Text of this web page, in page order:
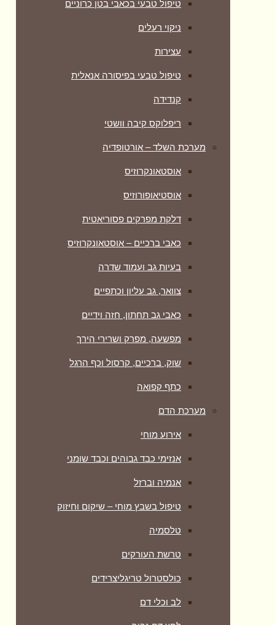
טיפול טבעי בכאבי בטן כרוניים
ניקוי רעלים
עצירות
טיפול טבעי בפיסורה אנאלית
קנדידה
ריפלוקס קיבה וושטי
מערכת השלד – אורטופדיה
אוסטאונקרוזיס
אוסטיאופורוזיס
דלקת מפרקים פסוריאטית
כאבי ברכיים – אוסטאונקרוזיס
בעיות גב ועמוד שדרה
צוואר, גב עליון וכתפיים
כאבי גב תחתון, חזה וידיים
מפשעה, מפרק ושרירי הירך
שוק, ברכיים, קרסול וכף הרגל
כתף קפואה
מערכת הדם
אירוע מוחי
אנזימי כבד גבוהים וכבד שומני
אנמיה וברזל
טיפול בשבץ מוחי – שיקום וחיזוק
טלסמיה
טרשת העורקים
כולסטרול טריגליצרידים
לב וכלי דם